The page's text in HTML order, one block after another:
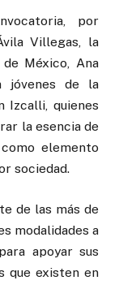
por
Villegas, la
México, Ana
jóvenes de la
Izcalli, quienes
la esencia de
elemento
sociedad.
de las más de
modalidades a
apoyar sus
que existen en